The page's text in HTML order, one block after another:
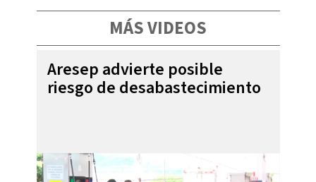
MÁS VIDEOS
Aresep advierte posible
riesgo de desabastecimiento